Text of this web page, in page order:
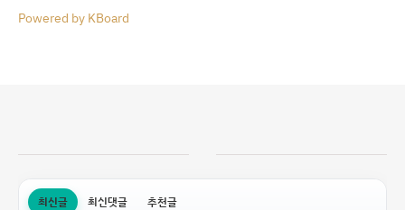
Powered by KBoard
최신글 최신댓글 추천글